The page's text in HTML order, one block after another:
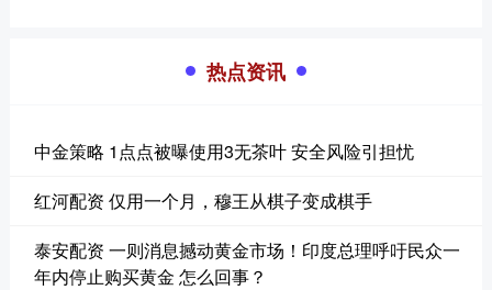
热点资讯
中金策略 1点点被曝使用3无茶叶 安全风险引担忧
红河配资 仅用一个月，穆王从棋子变成棋手
泰安配资 一则消息撼动黄金市场！印度总理呼吁民众一
年内停止购买黄金 怎么回事？